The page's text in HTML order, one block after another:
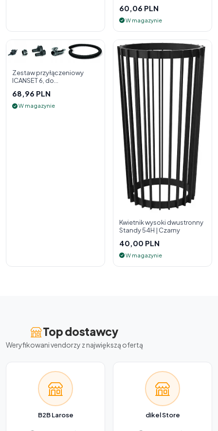
60,06 PLN
W magazynie
Zestaw przyłączeniowy
ICANSET 6, do
68,96 PLN
W magazynie
Kwietnik wysoki dwustronny
Standy 54H | Czarny
40,00 PLN
W magazynie
Top dostawcy
Weryfikowani vendorzy z największą ofertą
B2B Larose dikel Store